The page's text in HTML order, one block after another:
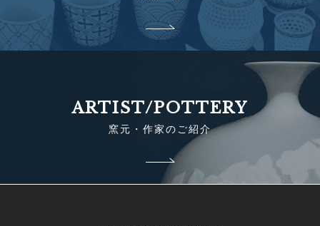
ARTIST/POTTERY
窯元・作家のご紹介